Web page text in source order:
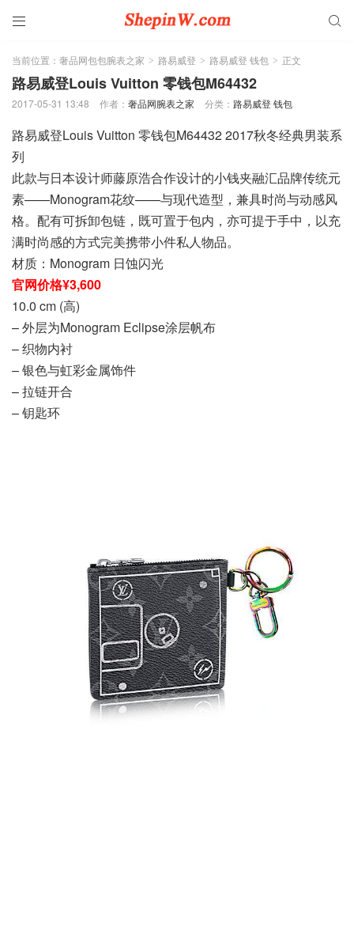
 
当前位置： 奢品网包包腕表之家 > 路易威登 > 路易威登 钱包 > 正文
路易威登Louis Vuitton 零钱包M64432
2017-05-31 13:48 作者： 奢品网腕表之家 分类： 路易威登 钱包
路易威登Louis Vuitton 零钱包M64432 2017秋冬经典男装系
列
此款与日本设计师藤原浩合作设计的小钱夹融汇品牌传统元
素——Monogram花纹——与现代造型，兼具时尚与动感风
格。配有可拆卸包链，既可置于包内，亦可提于手中，以充
满时尚感的方式完美携带小件私人物品。
材质：Monogram 日蚀闪光
官网价格¥3,600
10.0 cm (高)
– 外层为Monogram Eclipse涂层帆布
– 织物内衬
– 银色与虹彩金属饰件
– 拉链开合
– 钥匙环